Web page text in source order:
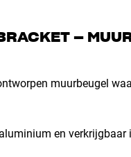
–
muurbeugel
en verkrijgbaar